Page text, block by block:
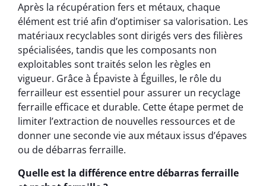
Après la récupération fers et métaux, chaque
élément est trié afin d’optimiser sa valorisation. Les
matériaux recyclables sont dirigés vers des filières
spécialisées, tandis que les composants non
exploitables sont traités selon les règles en
vigueur. Grâce à Épaviste à Éguilles, le rôle du
ferrailleur est essentiel pour assurer un recyclage
ferraille efficace et durable. Cette étape permet de
limiter l’extraction de nouvelles ressources et de
donner une seconde vie aux métaux issus d’épaves
ou de débarras ferraille.
Quelle est la différence entre débarras ferraille